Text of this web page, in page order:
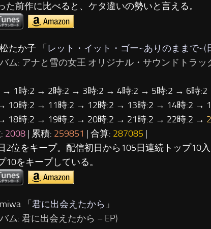
た前作に比べると、ケタ違いの勢いと言える。
たか子 「 レット・イット・ゴー~ありのままで~(
ム: アナと雪の女王 オリジナル・サウンドトラッ
→ 1時:2 → 2時:2 → 3時:2 → 4時:2 → 5時:2 → 6時
10時:2 → 11時:2 → 12時:2 → 13時:2 → 14時:2 →
18時:2 → 19時:2 → 20時:2 → 21時:2 → 22時:2 →
2008 | 累積: 259851 | 合算: 287085 |
2位をキープ。配信初日から105日連続トップ10
10をキープしている。
「 君に出会えたから 」
ム: 君に出会えたから – EP)